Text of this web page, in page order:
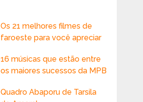
Os 21 melhores filmes de
faroeste para você apreciar
16 músicas que estão entre
os maiores sucessos da MPB
Quadro Abaporu de Tarsila